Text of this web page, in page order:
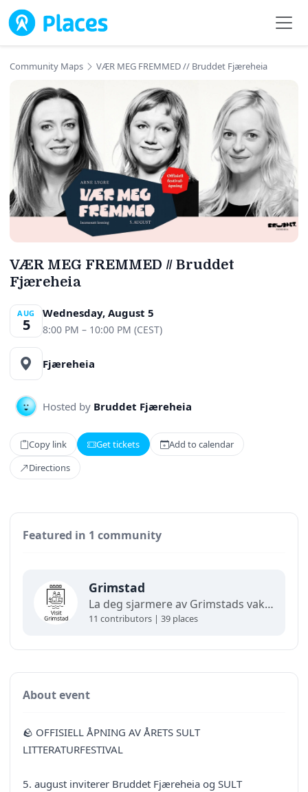
Skip to main content
Community Maps VÆR MEG FREMMED // Bruddet Fjæreheia
VÆR MEG FREMMED // Bruddet
Fjæreheia
AUG
5
Wednesday, August 5
8:00 PM – 10:00 PM (CEST)
Fjæreheia
Hosted by Bruddet Fjæreheia
Copy link Get tickets
Add to calendar
Directions
Featured in 1 community
Grimstad
La deg sjarmere av Grimstads vakre skjærgård, hvite trehus, koselige smau og smale brusteinsgater. I "dikternes by" finner du museer, nisjebutikker, prisbelønnede spisesteder og vakker kystnatur. Vi har et levende kulturliv for store og små gjennom hele året. Velkommen!
11 contributors | 39 places
About event
🪨 OFFISIELL ÅPNING AV ÅRETS SULT
LITTERATURFESTIVAL
5. august inviterer Bruddet Fjæreheia og SULT